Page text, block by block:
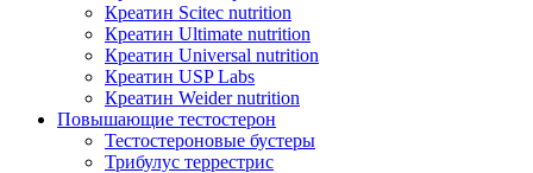
Креатин Scitec nutrition
Креатин Ultimate nutrition
Креатин Universal nutrition
Креатин USP Labs
Креатин Weider nutrition
Повышающие тестостерон
Тестостероновые бустеры
Трибулус террестрис